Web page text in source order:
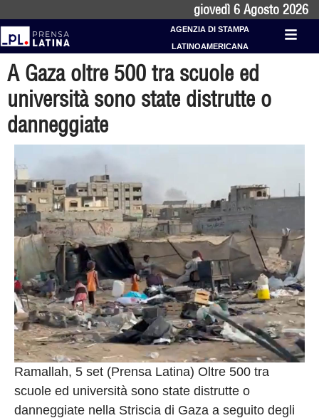
giovedì 6 Agosto 2026
AGENZIA DI STAMPA
LATINOAMERICANA
A Gaza oltre 500 tra scuole ed
università sono state distrutte o
danneggiate
Ramallah, 5 set (Prensa Latina) Oltre 500 tra
scuole ed università sono state distrutte o
danneggiate nella Striscia di Gaza a seguito degli